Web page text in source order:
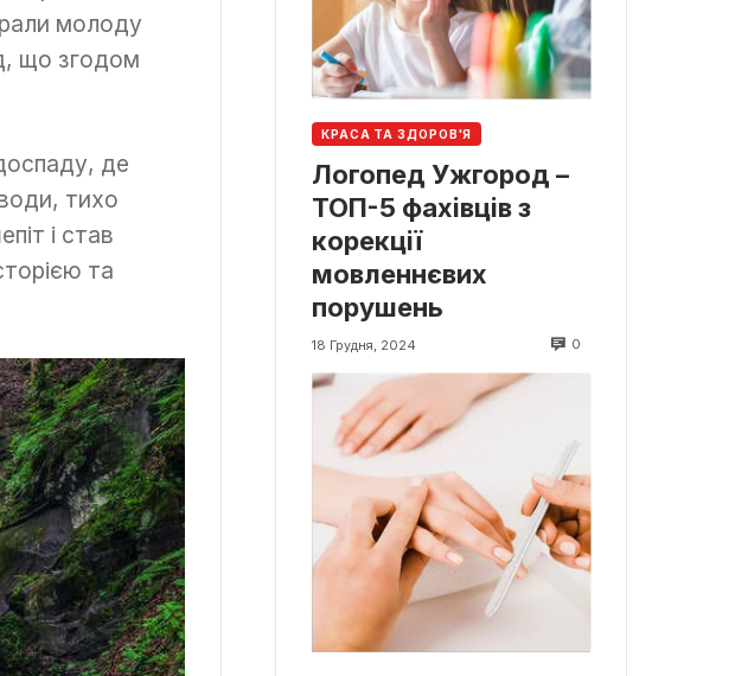
молоду
що згодом
де
тихо
і став
та
КРАСА ТА ЗДОРОВ'Я
Логопед Ужгород –
ТОП-5 фахівців з
корекції
мовленнєвих
порушень
18 Грудня, 2024 0